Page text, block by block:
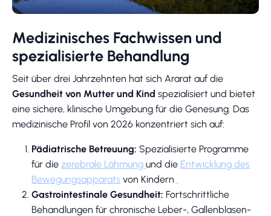
Medizinisches Fachwissen und
spezialisierte Behandlung
Seit über drei Jahrzehnten hat sich Ararat auf die
Gesundheit von Mutter und Kind spezialisiert und bietet
eine sichere, klinische Umgebung für die Genesung. Das
medizinische Profil von 2026 konzentriert sich auf:
Pädiatrische Betreuung: Spezialisierte Programme
für die zerebrale Lähmung und die Entwicklung des
Bewegungsapparats von Kindern .
Gastrointestinale Gesundheit: Fortschrittliche
Behandlungen für chronische Leber-, Gallenblasen-